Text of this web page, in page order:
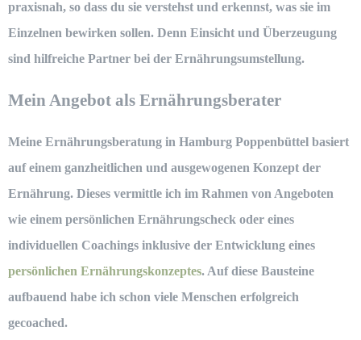
praxisnah, so dass du sie verstehst und erkennst, was sie im
Einzelnen bewirken sollen. Denn Einsicht und Überzeugung
sind hilfreiche Partner bei der Ernährungsumstellung.
Mein Angebot als Ernährungsberater
Meine Ernährungsberatung in Hamburg Poppenbüttel basiert
auf einem ganzheitlichen und ausgewogenen Konzept der
Ernährung. Dieses vermittle ich im Rahmen von Angeboten
wie einem persönlichen Ernährungscheck oder eines
individuellen Coachings inklusive der Entwicklung eines
persönlichen Ernährungskonzeptes. Auf diese Bausteine
aufbauend habe ich schon viele Menschen erfolgreich
gecoached.